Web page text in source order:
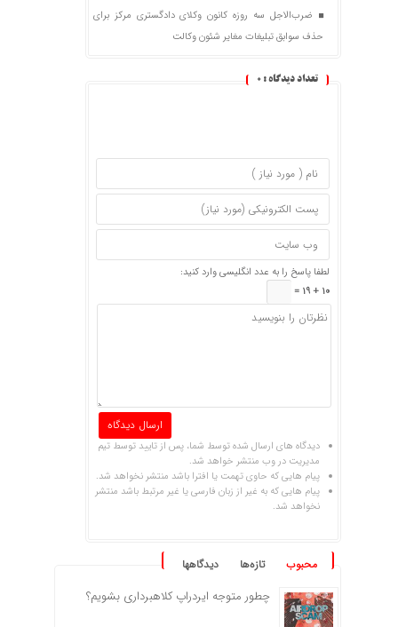
ضرب‌الاجل سه روزه کانون وکلای دادگستری مرکز برای
حذف سوابق تبلیغات مغایر شئون وکالت
تعداد دیدگاه : 0
لطفا پاسخ را به عدد انگلیسی وارد کنید:
10 + 19 =
دیدگاه های ارسال شده توسط شما، پس از تایید توسط تیم
مدیریت در وب منتشر خواهد شد.
پیام هایی که حاوی تهمت یا افترا باشد منتشر نخواهد شد.
پیام هایی که به غیر از زبان فارسی یا غیر مرتبط باشد منتشر
نخواهد شد.
محبوب تازه‌ها دیدگاهها
چطور متوجه ایردراپ کلاهبرداری بشویم؟